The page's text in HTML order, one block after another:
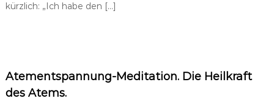
kürzlich: „Ich habe den […]
Atementspannung-Meditation. Die Heilkraft
des Atems.